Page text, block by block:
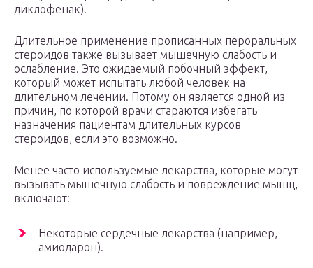
диклофенак).
Длительное применение прописанных пероральных
стероидов также вызывает мышечную слабость и
ослабление. Это ожидаемый побочный эффект,
который может испытать любой человек на
длительном лечении. Потому он является одной из
причин, по которой врачи стараются избегать
назначения пациентам длительных курсов
стероидов, если это возможно.
Менее часто используемые лекарства, которые могут
вызывать мышечную слабость и повреждение мышц,
включают:
Некоторые сердечные лекарства (например,
амиодарон).